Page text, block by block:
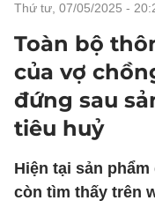
thứ tư, 07/05/2025 -
Toàn bộ
của vợ
đứng sau
tiêu huỷ
Hiện tại sản
còn tìm thấy trên